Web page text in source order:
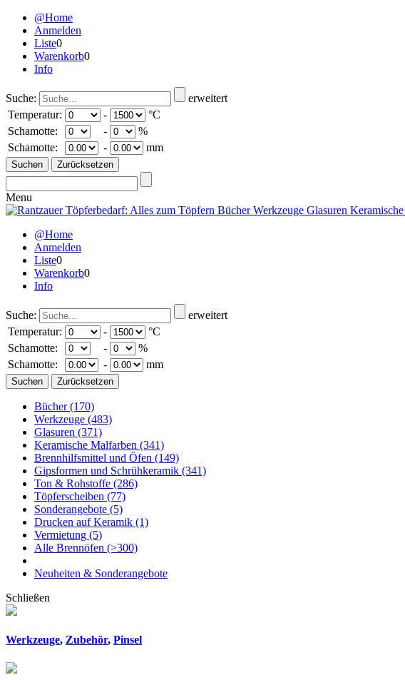
@Home
Anmelden
Liste0
Warenkorb0
Info
Suche:
erweitert
Temperatur:
-
°C
Schamotte:
-
%
Schamotte:
- mm
Menu
@Home
Anmelden
Liste0
Warenkorb0
Info
Suche:
erweitert
Temperatur:
-
°C
Schamotte:
-
%
Schamotte:
- mm
Bücher(170)
Werkzeuge (483)
Glasuren (371)
Keramische Malfarben (341)
Brennhilfsmittel und Öfen (149)
Gipsformen und Schrühkeramik (341)
Ton & Rohstoffe (286)
Töpferscheiben (77)
Sonderangebote (5)
Drucken auf Keramik (1)
Vermietung (5)
Alle Brennöfen (>300)
Neuheiten & Sonderangebote
Schließen
Werkzeuge, Zubehör, Pinsel